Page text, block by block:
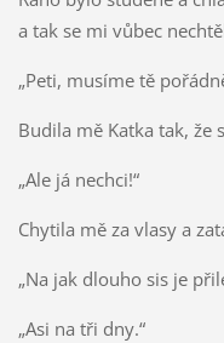
a tak se mi vůbec
„Peti, musíme tě
Budila mě Katka tak, že
„Ale já nechci!“
Chytila mě za vlasy a
„Na jak dlouho sis je
„Asi na tři dny.“